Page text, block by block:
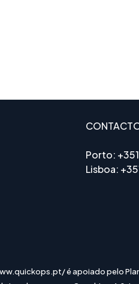
Porto:
Lisboa:
é apoiado pelo